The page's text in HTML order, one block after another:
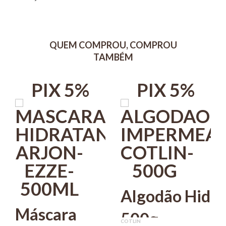
QUEM COMPROU, COMPROU
TAMBÉM
PIX 5%
Máscara
PIX 5%
Algodão
500g
COTLIN